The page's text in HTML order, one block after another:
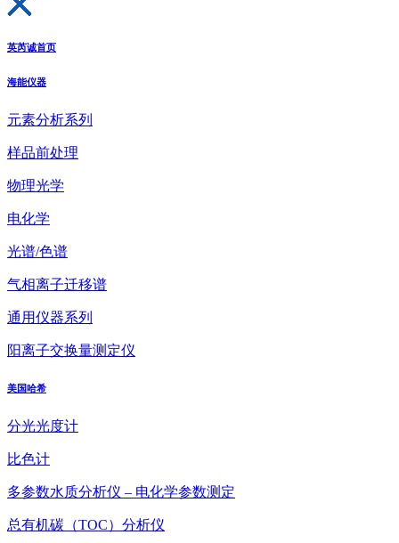
英芮诚首页
海能仪器
元素分析系列
样品前处理
物理光学
电化学
光谱/色谱
气相离子迁移谱
通用仪器系列
阳离子交换量测定仪
美国哈希
分光光度计
比色计
多参数水质分析仪 – 电化学参数测定
总有机碳（TOC）分析仪